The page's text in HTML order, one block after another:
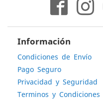
Información
Condiciones de Envío
Pago Seguro
Privacidad y Seguridad
Terminos y Condiciones